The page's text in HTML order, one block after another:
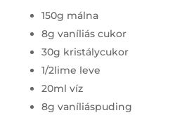
150g málna
8g vaníliás cukor
30g kristálycukor
1/2lime leve
20ml víz
8g vaníliáspuding